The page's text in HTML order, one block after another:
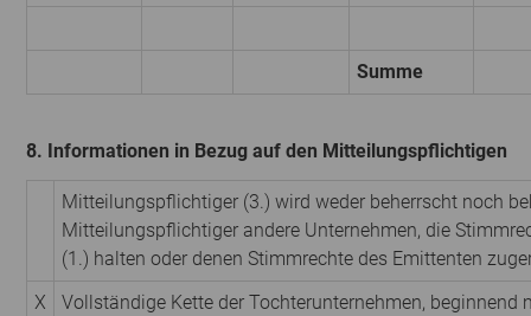
Summe
8. Informationen in Bezug auf den Mitteilungspflichtigen
Mitteilungspflichtiger (3.) wird weder beherrscht noch
Mitteilungspflichtiger andere Unternehmen, die
(1.) halten oder denen Stimmrechte des Emittenten
X
Vollständige Kette der Tochterunternehmen, beginnend